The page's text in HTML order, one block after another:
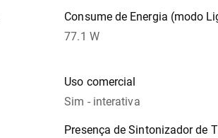
Consume de Energia (modo
77.1 W
Uso comercial
Sim - interativa
Presença de Sintonizador de